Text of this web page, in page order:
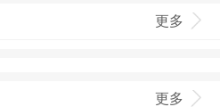
更多
更多